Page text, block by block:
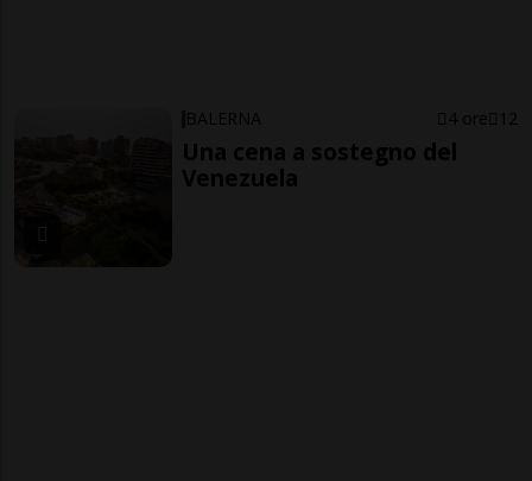
BALERNA 4 ore 12
Una cena a sostegno del
Venezuela